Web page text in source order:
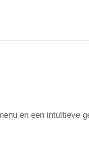
en een intuïtieve